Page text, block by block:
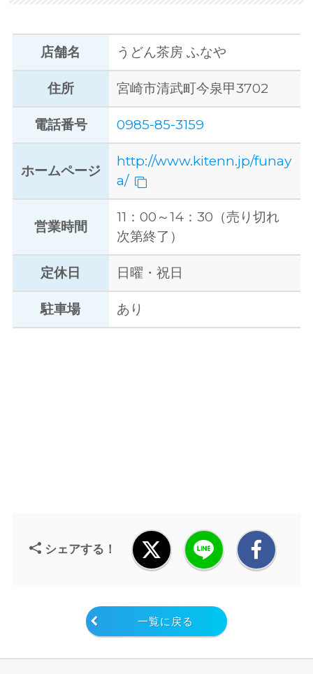
店舗名 うどん茶房 ふなや
住所 宮崎市清武町今泉甲3702
電話番号 0985-85-3159
ホームページ
http://www.kitenn.jp/funay
a/
営業時間
11：00～14：30（売り切れ
次第終了）
定休日 日曜・祝日
駐車場 あり
シェアする！
一覧に戻る